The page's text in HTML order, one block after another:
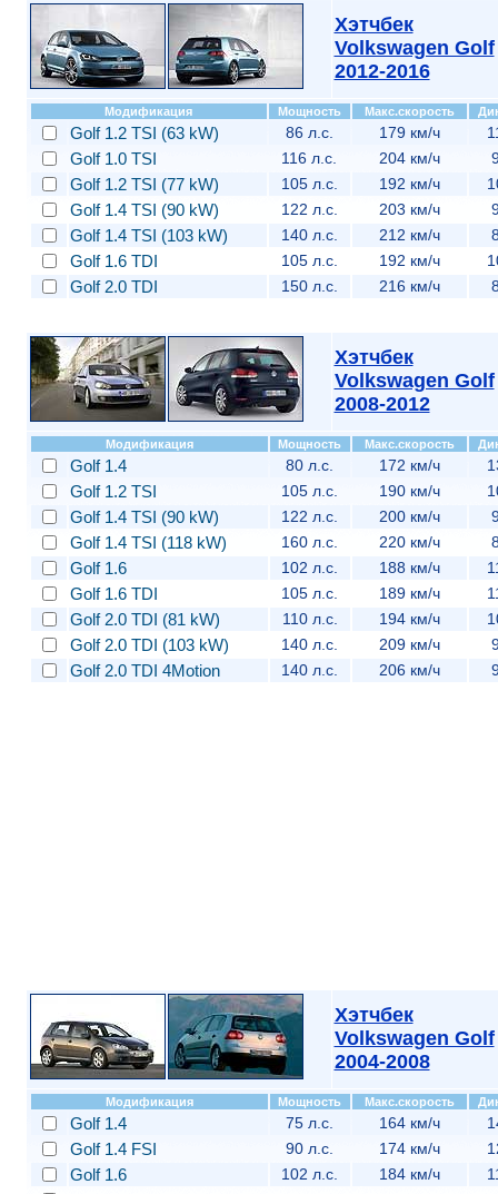
Хэтчбек
Volkswagen Golf
2012-2016
Модификация Мощность Макс.скорость
Golf 1.2 TSI (63 kW) 86 л.с. 179 км/ч
Golf 1.0 TSI 116 л.с. 204 км/ч
Golf 1.2 TSI (77 kW) 105 л.с. 192 км/ч
Golf 1.4 TSI (90 kW) 122 л.с. 203 км/ч
Golf 1.4 TSI (103 kW) 140 л.с. 212 км/ч
Golf 1.6 TDI 105 л.с. 192 км/ч
Golf 2.0 TDI 150 л.с. 216 км/ч
Хэтчбек
Volkswagen Golf
2008-2012
Модификация Мощность Макс.скорость
Golf 1.4 80 л.с. 172 км/ч
Golf 1.2 TSI 105 л.с. 190 км/ч
Golf 1.4 TSI (90 kW) 122 л.с. 200 км/ч
Golf 1.4 TSI (118 kW) 160 л.с. 220 км/ч
Golf 1.6 102 л.с. 188 км/ч
Golf 1.6 TDI 105 л.с. 189 км/ч
Golf 2.0 TDI (81 kW) 110 л.с. 194 км/ч
Golf 2.0 TDI (103 kW) 140 л.с. 209 км/ч
Golf 2.0 TDI 4Motion 140 л.с. 206 км/ч
Хэтчбек
Volkswagen Golf
2004-2008
Модификация Мощность Макс.скорость
Golf 1.4 75 л.с. 164 км/ч
Golf 1.4 FSI 90 л.с. 174 км/ч
Golf 1.6 102 л.с. 184 км/ч